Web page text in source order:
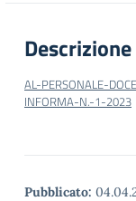
Descrizione
AL-PERSONALE-
INFORMA-N.-1-2023
Pubblicato: